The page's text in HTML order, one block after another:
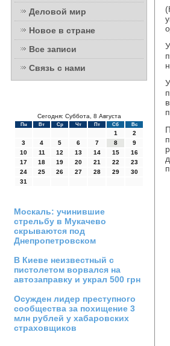
Деловой мир
Новое в стране
Все записи
Связь с нами
Сегодня: Суббота, 8 Августа
Пн Вт Ср Чт Пт Сб Вс
1
2
3
4 5 6 7 8
9
10
11 12 13 14 15
16
17
18 19 20 21 22
23
24
25 26 27 28 29
30
31
Москаль: учинившие
стрельбу в Мукачево
скрываются под
Днепропетровском
В Киеве неизвестный с
пистолетом ворвался на
автозаправку и украл 500 грн
Осужден лидер преступного
сообщества за похищение 3
млн рублей у хабаровских
страховщиков